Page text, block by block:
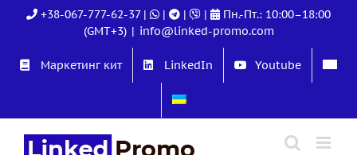
+38-067-777-62-37 | | | |
Пн.-Пт.: 10:00–18:00
(GMT+3) | info@linked-promo.com
Маркетинг кит LinkedIn Youtube